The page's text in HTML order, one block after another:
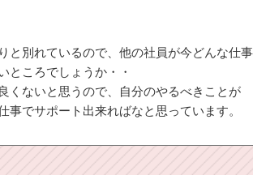
と別れているので、他の社員が今どんな仕
ところでしょうか・・
くないと思うので、自分のやるべきことが
事でサポート出来ればなと思っています。